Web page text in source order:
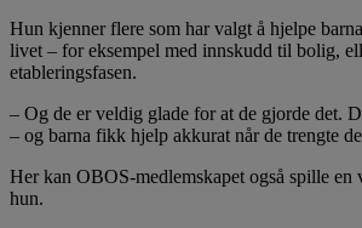
Hun kjenner flere som har valgt å hjelpe
livet – for eksempel med innskudd til bolig,
etableringsfasen.
– Og de er veldig glade for at de gjorde det.
– og barna fikk hjelp akkurat når de trengte
Her kan OBOS-medlemskapet også spille en
hun.